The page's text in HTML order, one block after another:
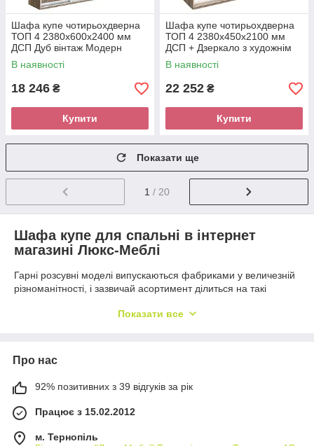
Шафа купе чотирьохдверна
ТОП 4 2380х600х2400 мм
ДСП Дуб вінтаж Модерн
В наявності
18 246 ₴
Купити
Шафа купе чотирьохдверна
ТОП 4 2380х450х2100 мм
ДСП + Дзеркало з художнім
матуванням Модерн
В наявності
22 252 ₴
Купити
Показати ще
1 / 20
Шафа купе для спальні в інтернет
магазині Люкс-Меблі
Гарні розсувні моделі випускаються фабриками у величезній
різноманітності, і зазвичай асортимент ділиться на такі
Корпусні модифікації з обмеженням по низу, верху та
Вбудовані модифікації, здатні органічно вписатися в
нішу. До речі, такі меблі успішно використовуються
дизайнерами для маскування дефектів стін, туб та
інших комунікацій.
Примітно, що сучасні моделі шаф для спальні та інших
Показати все
Про нас
92% позитивних з 39 відгуків за рік
Працює з 15.02.2012
м. Тернопіль